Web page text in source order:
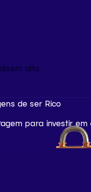
em alta
de ser Rico
para investir